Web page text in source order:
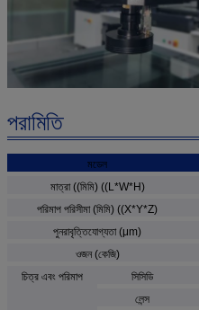
পরামিতি
মডেল
মাত্রা ((মিমি) ((L*W*H)
পরিমাপ পরিসীমা (মিমি) ((X*Y*Z)
পুনরাবৃত্তিযোগ্যতা (μm)
ওজন (কেজি)
চিত্র এবং পরিমাপ
সিসিডি
লেন্স